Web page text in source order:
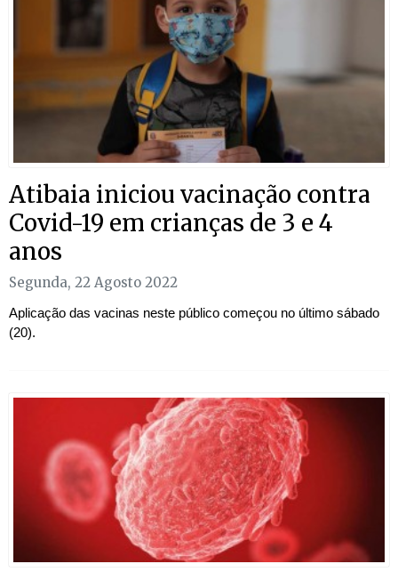
Atibaia iniciou vacinação contra
Covid-19 em crianças de 3 e 4
anos
Segunda, 22 Agosto 2022
Aplicação das vacinas neste público começou no último sábado
(20).